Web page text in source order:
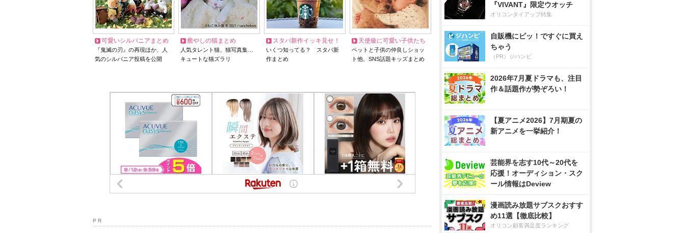
可愛いシルバニアまとめ
『鬼滅の刃』の再現ほか、人
気のシルバニア投稿を公開
癒やしの猫まとめ
人気タレント猫、猫写真集…
キュートな猫ズラリ
スタバ新作イッキ見せ！
いくつ知ってる？ スタバ新
作まとめ
天使級に可愛い子供たち
ペットと子供の仲良しショッ
ト他、SNS話題キッズまとめ
P R
『VIVANT』限定ウオッチ
オリコンタイアップ特集
自販機にピッ！ですぐに買え
ちゃう
（PR）ジハンピ
2026年7月夏ドラマも、注目
作＆話題作が勢ぞろい！
【夏アニメ2026】7月期夏の
新アニメを一挙紹介！
芸能界を志す10代～20代を
応援！オーディション・スク
ール情報はDeview
漫画読み放題サブスクおすす
め11選【徹底比較】
オリコン顧客満足度ランキング